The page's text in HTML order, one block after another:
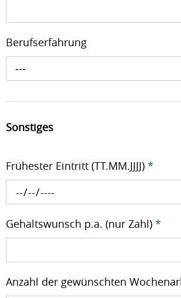
Berufserfahrung
---
Sonstiges
Frühester Eintritt (TT.MM.JJJJ) *
Gehaltswunsch p.a. (nur Zahl) *
Anzahl der gewünschten